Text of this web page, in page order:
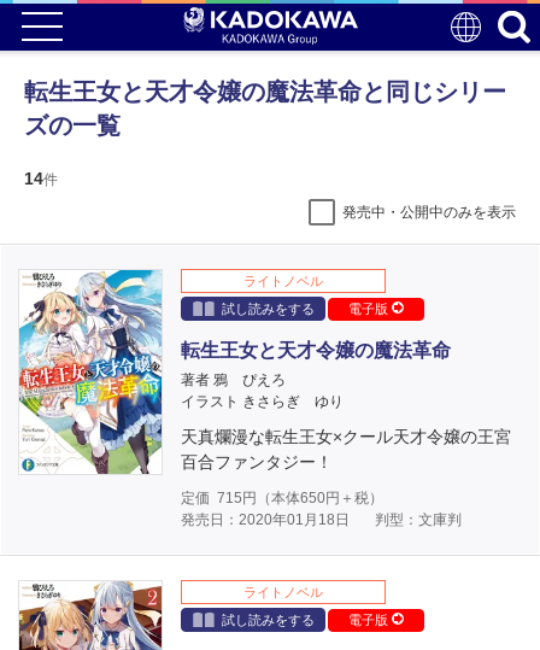
転生王女と天才令嬢の魔法革命と同じシリー
ズの一覧
14件
発売中・公開中のみを表示
ライトノベル
試し読みをする
電子版
転生王女と天才令嬢の魔法革命
著者 鴉 ぴえろ
イラスト きさらぎ ゆり
天真爛漫な転生王女×クール天才令嬢の王宮
百合ファンタジー！
定価 715 円（本体650円＋税）
発売日：2020年01月18日
判型：文庫判
ライトノベル
試し読みをする
電子版